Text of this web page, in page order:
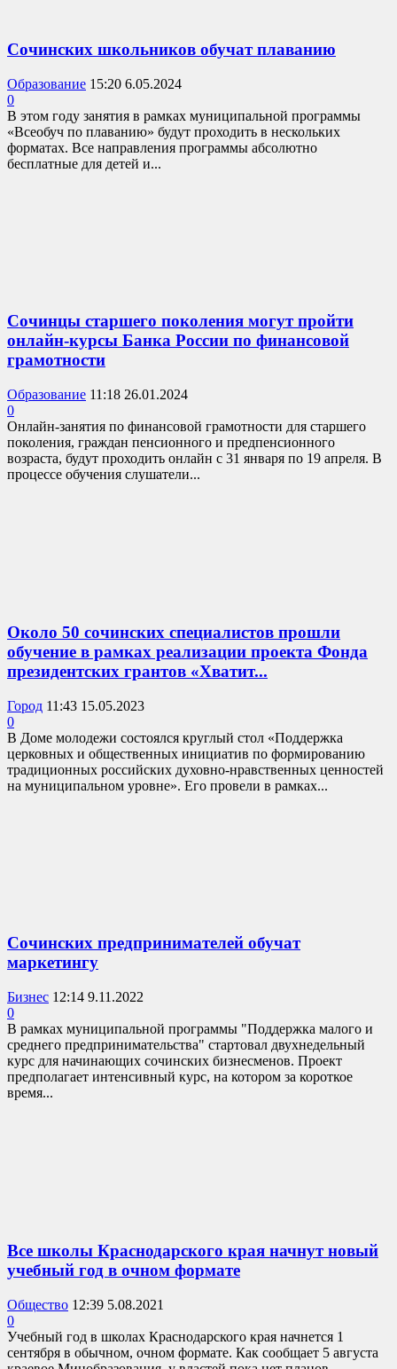
Сочинских школьников обучат плаванию
Образование 15:20 6.05.2024
0
В этом году занятия в рамках муниципальной программы
«Всеобуч по плаванию» будут проходить в нескольких
форматах. Все направления программы абсолютно
бесплатные для детей и...
Сочинцы старшего поколения могут пройти
онлайн-курсы Банка России по финансовой
грамотности
Образование 11:18 26.01.2024
0
Онлайн-занятия по финансовой грамотности для старшего
поколения, граждан пенсионного и предпенсионного
возраста, будут проходить онлайн с 31 января по 19 апреля. В
процессе обучения слушатели...
Около 50 сочинских специалистов прошли
обучение в рамках реализации проекта Фонда
президентских грантов «Хватит...
Город 11:43 15.05.2023
0
В Доме молодежи состоялся круглый стол «Поддержка
церковных и общественных инициатив по формированию
традиционных российских духовно-нравственных ценностей
на муниципальном уровне». Его провели в рамках...
Сочинских предпринимателей обучат
маркетингу
Бизнес 12:14 9.11.2022
0
В рамках муниципальной программы "Поддержка малого и
среднего предпринимательства" стартовал двухнедельный
курс для начинающих сочинских бизнесменов. Проект
предполагает интенсивный курс, на котором за короткое
время...
Все школы Краснодарского края начнут новый
учебный год в очном формате
Общество 12:39 5.08.2021
0
Учебный год в школах Краснодарского края начнется 1
сентября в обычном, очном формате. Как сообщает 5 августа